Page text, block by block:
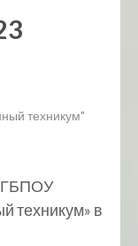
техникум"
ГБПОУ
техникум» в